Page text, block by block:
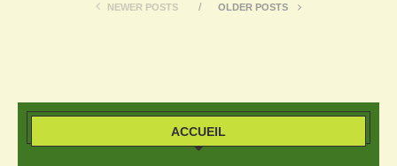
NEWER POSTS OLDER POSTS
ACCUEIL